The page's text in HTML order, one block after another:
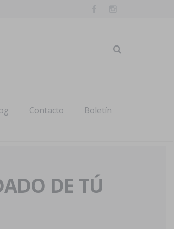
Contacto Boletín
DE TÚ